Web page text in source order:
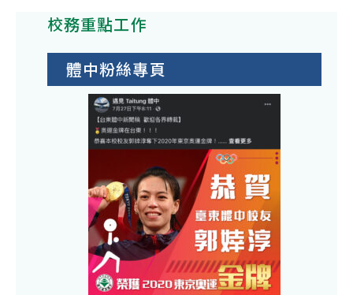
校務重點工作
體中粉絲專頁